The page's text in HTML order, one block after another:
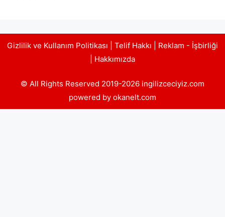
Gizlilik ve Kullanım Politikası Telif Hakkı
Reklam - İşbirliği
Hakkımızda
© All Rights Reserved 2019-2026 ingilizceciyiz.com
powered by okanelt.com